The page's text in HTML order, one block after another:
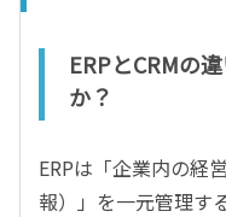
ERPとCRMの
か？
ERPは「企業内の経
報）」を一元管理す